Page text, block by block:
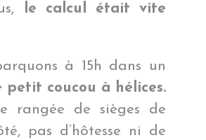
le calcul était vite
à 15h dans un
petit coucou à hélices.
rangée de sièges de
pas d’hôtesse ni de